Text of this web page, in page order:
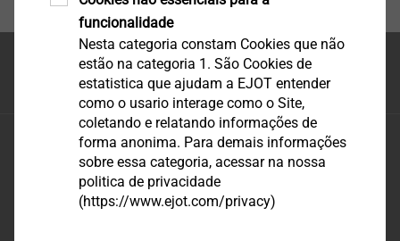
Topo da página
EJOT-FEY Sistemas de Fixação Ltda
Rod. BR470 – km 73,63 – n°3620 – Galpão 02
Bairro Estradinha
CEP 89083-285 Indaial, SC - Brasil
funcionalidade
Nesta categoria constam Cookies que não
estão na categoria 1. São Cookies de
estatistica que ajudam a EJOT entender
como o usario interage como o Site,
coletando e relatando informações de
forma anonima. Para demais informações
sobre essa categoria, acessar na nossa
politica de privacidade
(https://www.ejot.com/privacy)